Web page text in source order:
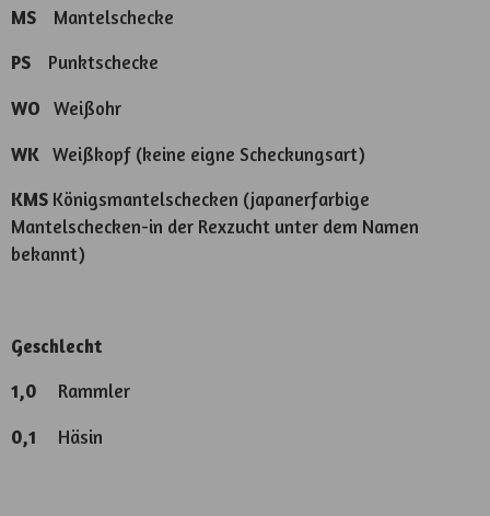
MS Mantelschecke
PS Punktschecke
WO Weißohr
WK Weißkopf (keine eigne Scheckungsart)
KMS Königsmantelschecken (japanerfarbige
Mantelschecken-in der Rexzucht unter dem Namen
bekannt)
Geschlecht
1,0 Rammler
0,1 Häsin